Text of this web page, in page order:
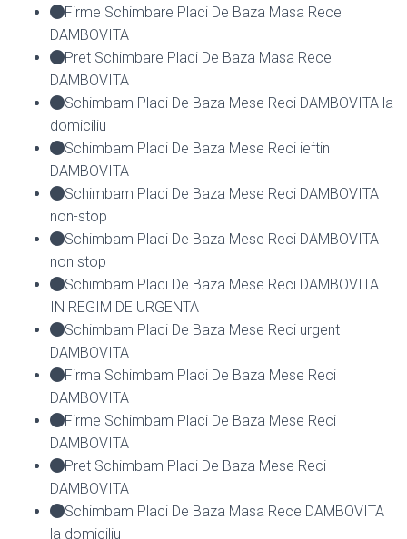
Firme Schimbare Placi De Baza Masa Rece
DAMBOVITA
Pret Schimbare Placi De Baza Masa Rece
DAMBOVITA
Schimbam Placi De Baza Mese Reci DAMBOVITA la
domiciliu
Schimbam Placi De Baza Mese Reci ieftin
DAMBOVITA
Schimbam Placi De Baza Mese Reci DAMBOVITA
non-stop
Schimbam Placi De Baza Mese Reci DAMBOVITA
non stop
Schimbam Placi De Baza Mese Reci DAMBOVITA
IN REGIM DE URGENTA
Schimbam Placi De Baza Mese Reci urgent
DAMBOVITA
Firma Schimbam Placi De Baza Mese Reci
DAMBOVITA
Firme Schimbam Placi De Baza Mese Reci
DAMBOVITA
Pret Schimbam Placi De Baza Mese Reci
DAMBOVITA
Schimbam Placi De Baza Masa Rece DAMBOVITA
la domiciliu